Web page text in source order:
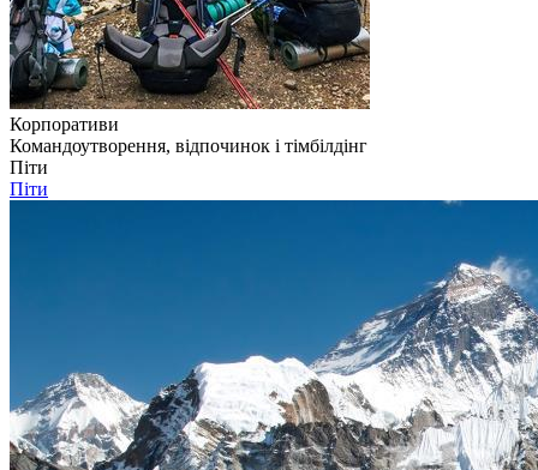
Корпоративи
Командоутворення, відпочинок і тімбілдінг
Піти
Піти